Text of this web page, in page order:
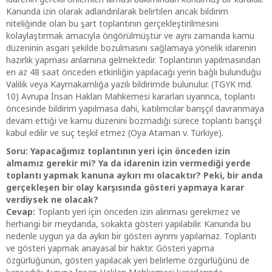
Kanunda izin olarak adlandırılarak belirtilen ancak bildirim
niteliğinde olan bu şart toplantının gerçekleştirilmesini
kolaylaştırmak amacıyla öngörülmüştür ve aynı zamanda kamu
düzeninin asgari şekilde bozulmasını sağlamaya yönelik idarenin
hazırlık yapması anlamına gelmektedir. Toplantının yapılmasından
en az 48 saat önceden etkinliğin yapılacağı yerin bağlı bulunduğu
Valilik veya Kaymakamlığa yazılı bildirimde bulunulur. (TGYK md.
10) Avrupa İnsan Hakları Mahkemesi kararları uyarınca, toplantı
öncesinde bildirim yapılmasa dahi, katılımcılar barışçıl davranmaya
devam ettiği ve kamu düzenini bozmadığı sürece toplantı barışçıl
kabul edilir ve suç teşkil etmez (Oya Ataman v. Türkiye).
Soru: Yapacağımız toplantının yeri için önceden izin
almamız gerekir mi? Ya da idarenin izin vermediği yerde
toplantı yapmak kanuna aykırı mı olacaktır? Peki, bir anda
gerçekleşen bir olay karşısında gösteri yapmaya karar
verdiysek ne olacak?
Cevap: Toplantı yeri için önceden izin alınması gerekmez ve
herhangi bir meydanda, sokakta gösteri yapılabilir. Kanunda bu
nedenle uygun ya da aykırı bir gösteri ayrımı yapılamaz. Toplantı
ve gösteri yapmak anayasal bir haktır. Gösteri yapma
özgürlüğünün, gösteri yapılacak yeri belirleme özgürlüğünü de